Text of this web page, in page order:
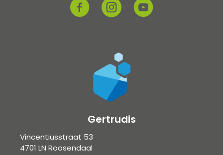
Gertrudis
Vincentiusstraat 53
4701 LN Roosendaal